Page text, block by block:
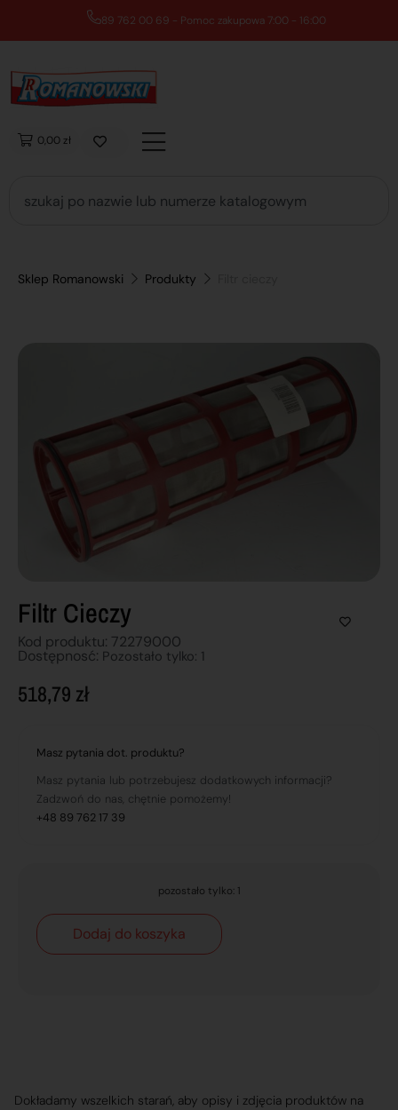
89 762 00 69 - Pomoc zakupowa 7:00 - 16:00
0,00 zł
Sklep Romanowski Produkty
Filtr Cieczy
Kod produktu: 72279000
Dostępnosć: Pozostało tylko: 1
518,79 zł
Masz pytania dot. produktu?
Masz pytania lub potrzebujesz dodatkowych informacji?
Zadzwoń do nas, chętnie pomożemy!
+48 89 762 17 39
pozostało tylko: 1
Dodaj do koszyka
Dokładamy wszelkich starań, aby opisy i zdjęcia produktów na